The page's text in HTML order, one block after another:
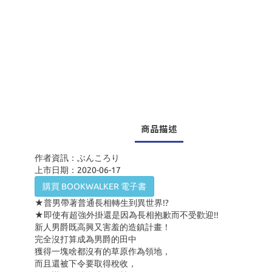
商品描述
作者資訊：ぶんころり
上市日期：2020-06-17
購買 BOOKWALKER 電子書
★普男帶著普通長相轉生到異世界!?
★即使有超強外掛還是因為長相抱歉而不受歡迎!!
新人男爵既高興又害羞的造鎮計畫！
完全沒打算成為男爵的田中
獲得一塊啥都沒有的草原作為領地，
而且還被下令要取得稅收，